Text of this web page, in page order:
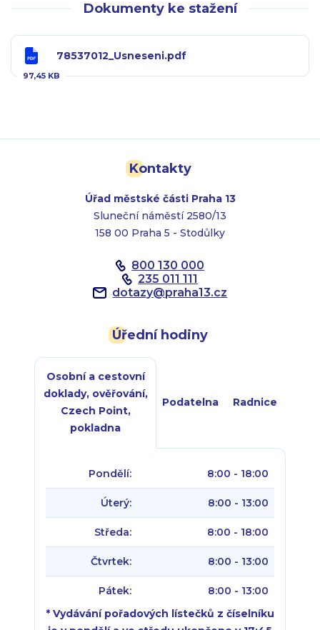
Dokumenty ke stažení
78537012_Usneseni.pdf
97,45 KB
Kontakty
Úřad městské části Praha 13
Sluneční náměstí 2580/13
158 00 Praha 5 - Stodůlky
800 130 000
235 011 111
dotazy@praha13.cz
Úřední hodiny
Osobní a cestovní
doklady, ověřování,
Czech Point,
pokladna
Podatelna Radnice
Pondělí: 8:00 - 18:00
Úterý: 8:00 - 13:00
Středa: 8:00 - 18:00
Čtvrtek: 8:00 - 13:00
Pátek:
8:00 - 13:00
* Vydávání pořadových lístečků z číselníku